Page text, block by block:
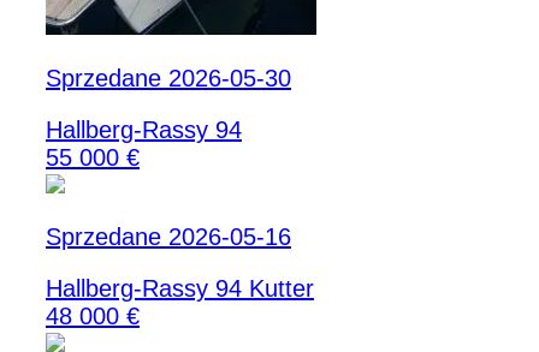
Sprzedane 2026-05-30
Hallberg-Rassy 94
55 000 €
Sprzedane 2026-05-16
Hallberg-Rassy 94 Kutter
48 000 €